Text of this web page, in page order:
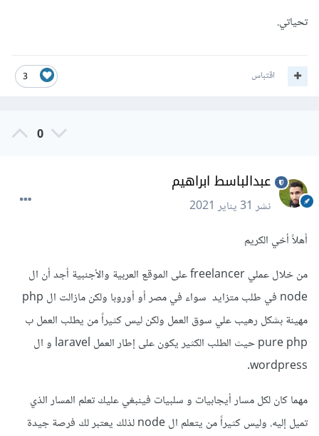
تحياتي.
3 اقتباس
0
عبدالباسط ابراهيم
نشر31 يناير 2021
أهلاً أخي الكريم
من خلال عملي freelancer على الموقع العربية والأجنبية أجد أن ال
node في طلب متزايد سواء في مصر أو أوروبا ولكن مازالت ال php
مهينة بشكل رهيب علي سوق العمل ولكن ليس كثيراً من يطلب العمل ب
pure php حيث الطلب الكثير يكون على إطار العمل laravel و ال
wordpress.
مهما كان لكل مسار أيجابيات و سلبيات فينبغي عليك تعلم المسار الذي
تميل إليه. وليس كثيراً من يتعلم ال node لذلك يعتبر لك فرصة جيدة